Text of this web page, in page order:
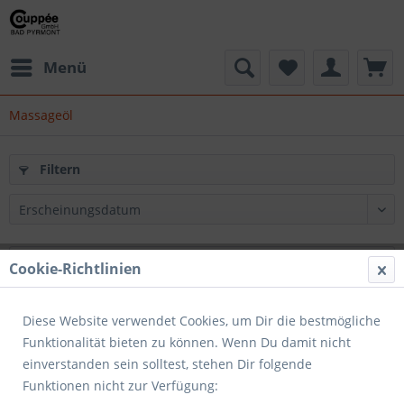
Menü
Massageöl
Filtern
Cookie-Richtlinien
Diese Website verwendet Cookies, um Dir die bestmögliche
Funktionalität bieten zu können. Wenn Du damit nicht
einverstanden sein solltest, stehen Dir folgende
Funktionen nicht zur Verfügung: